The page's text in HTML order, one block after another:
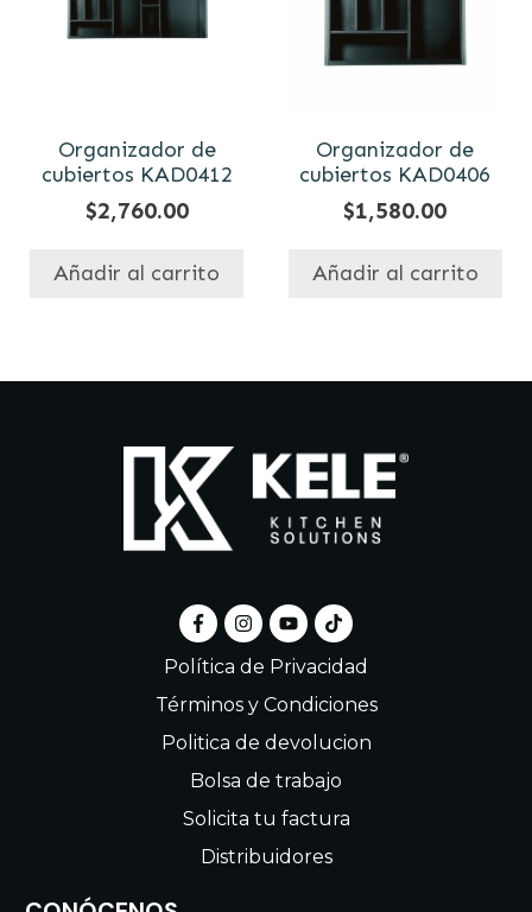
Organizador de
cubiertos KAD0412
$2,760.00
Añadir al carrito
Organizador de
cubiertos KAD0406
$1,580.00
Añadir al carrito
Política de Privacidad
Términos y Condiciones
Politica de devolucion
Bolsa de trabajo
Solicita tu factura
Distribuidores